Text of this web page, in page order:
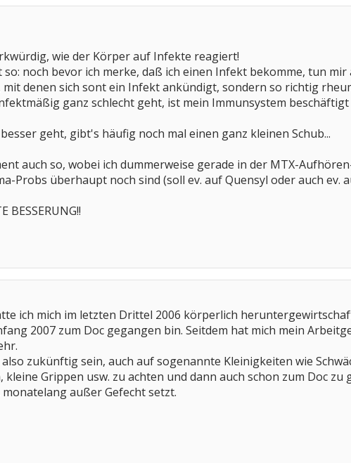
wie der Körper auf Infekte reagiert!
so: noch bevor ich merke, daß ich einen Infekt bekomme, tun
mit denen sich sont ein Infekt ankündigt, sondern so richtig
ganz schlecht geht, ist mein Immunsystem
geht, gibt's häufig noch mal einen ganz kleinen Schub...
auch so, wobei ich dummerweise gerade in der MTX-
Probs überhaupt noch sind (soll ev. auf Quensyl oder auch
BESSERUNG!!
ich mich im letzten Drittel 2006 körperlich
2007 zum Doc gegangen bin. Seitdem hat mich mein
zukünftig sein, auch auf sogenannte Kleinigkeiten wie
kleine Grippen usw. zu achten und dann auch schon zum Doc
monatelang außer Gefecht setzt.